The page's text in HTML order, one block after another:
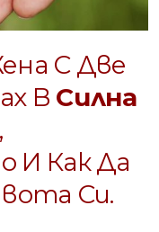
С Две
В Силна
,
И Как Да
Си.